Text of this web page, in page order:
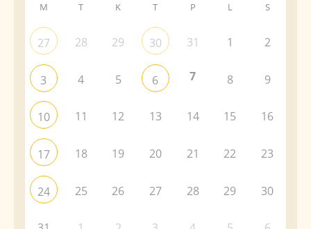
M T K T P L S
27 28 29 30 31 1 2
3 4 5 6 7 8 9
10 11 12 13 14 15 16
17 18 19 20 21 22 23
24 25 26 27 28 29 30